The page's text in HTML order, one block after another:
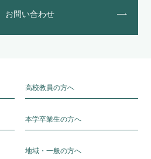
お問い合わせ
高校教員の方へ
本学卒業生の方へ
地域・一般の方へ